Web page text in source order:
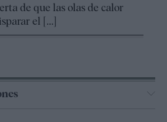
de que las olas de calor
el [...]